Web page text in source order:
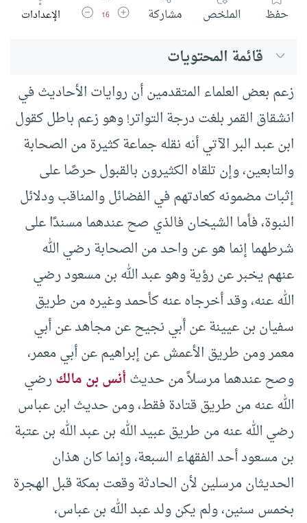
حفظ الملخص مشاركة زيادة حجم الخط
16 تقليل حجم الخط
الإعدادات
قائمة المحتويات
زعم بعض العلماء المتقدمين أن روايات الأحاديث في
انشقاق القمر بلغت درجة التواتر! وهو زعم باطل كقول
ابن عبد البر الآتي أنه نقله جماعة كثيرة من الصحابة
والتابعين، وإن تلقاه الكثيرون بالقبول حرصًا على
إثبات مضمونه كعادتهم في الفضائل والمناقب ودلائل
النبوة، فأما الشيخان فالذي صح عندهما مسندًا على
شرطهما إنما هو عن واحد من الصحابة رضي الله
عنهم يخبر عن رؤية وهو عبد الله بن مسعود رضي
الله عنه، وقد أخرجاه عنه كأحمد وغيره من طريق
سفيان بن عيينة عن أبي نجيح عن مجاهد عن أبي
معمر ومن طريق الأعمش عن إبراهيم عن أبي معمر،
وصح عندهما مرسلاً من حديثأنس بن مالكرضي
الله عنه من طريق قتادة فقط، ومن حديث ابن عباس
رضي الله عنه من طريق عبيد الله بن عبد الله بن عتبة
بن مسعود أحد الفقهاء السبعة، وإنما كان هذان
الحديثان مرسلين لأن الحادثة وقعت بمكة قبل الهجرة
بخمس سنين، ولم يكن ولد عبد الله بن عباس،